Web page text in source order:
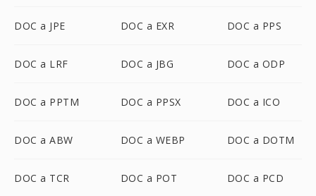
DOC a JPE DOC a EXR DOC a PPS
DOC a LRF DOC a JBG DOC a ODP
DOC a PPTM DOC a PPSX DOC a ICO
DOC a ABW DOC a WEBP DOC a DOTM
DOC a TCR DOC a POT DOC a PCD